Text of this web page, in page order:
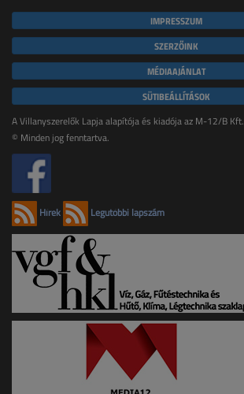
IMPRESSZUM
SZERZŐINK
MÉDIAAJÁNLAT
SÜTIBEÁLLÍTÁSOK
A Villanyszerelők Lapja alapítója és kiadója az M-12/B Kft.
© Minden jog fenntartva.
Hírek Legutóbbi lapszám